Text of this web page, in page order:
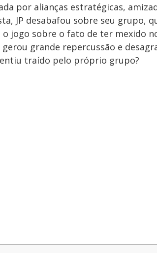
por alianças estratégicas,
JP desabafou sobre seu grupo,
o jogo sobre o fato de ter mexido
grande repercussão e
traído pelo próprio grupo?